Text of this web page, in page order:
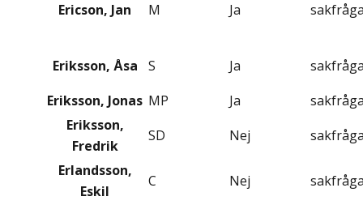
Ericson, Jan M Ja
Eriksson, Åsa S Ja
Eriksson, Jonas MP Ja
Eriksson,
Fredrik
SD Nej
Erlandsson,
Eskil
C Nej